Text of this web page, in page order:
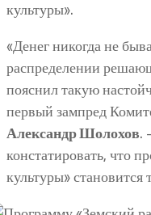
культуры».
«Денег никогда не
распределении
пояснил такую
первый зампред
Александр Шолохов.
констатировать, что
культуры»